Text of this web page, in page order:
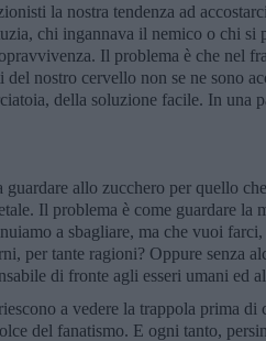
la nostra tendenza ad
chi ingannava il nemico o chi si
Il problema è che nel
del nostro cervello non se ne sono
della soluzione facile. In una
allo zucchero per quello
Il problema è come guardare la
a sbagliare, ma che vuoi
per tante ragioni? Oppure senza
di fronte agli esseri umani ed
a vedere la trappola prima
del fanatismo. E ogni tanto,